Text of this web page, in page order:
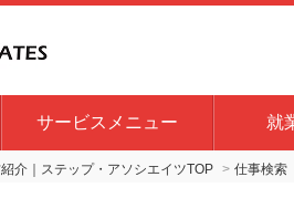
サービスメニュー 就
介｜ステップ・アソシエイツTOP 仕事検索